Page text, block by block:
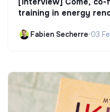
training in energy
Fabien Secherre•03